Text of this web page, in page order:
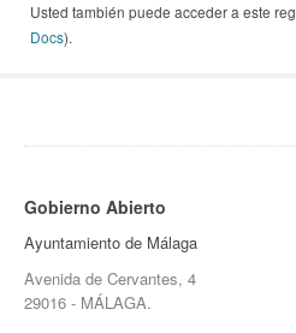
Usted también puede acceder a este
Docs).
Gobierno Abierto
Ayuntamiento de Málaga
Avenida de Cervantes, 4
29016 - MÁLAGA.